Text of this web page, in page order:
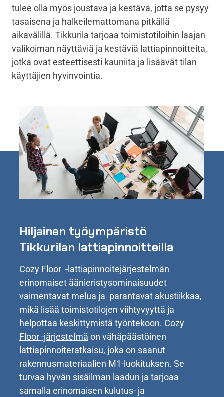
tulee olla myös joustava ja kestävä, jotta se pysyy
tasaisena ja halkeilemattomana pitkällä
aikavälillä. Tikkurila tarjoaa toimistotiloihin laajan
valikoiman näyttäviä ja kestäviä lattiapinnoitteita,
jotka ovat esteettisesti kauniita ja lisäävät tilan
käyttäjien hyvinvointia.
Hiljainen työympäristö
Tikkurilan lattiapinnoitteilla
Cozy Floor -lattiapinnoitejärjestelmän
erinomaiset äänieristysominaisuudet
vaimentavat melua ja parantavat akustiikkaa,
mikä lisää toimistotilojen viihtyvyyttä ja
helpottaa keskittymistä työntekoon. Cozy
Floor -järjestelmä on vähäpäästöinen
lattiapinnoiteratkaisu, joka on saanut
rakennusmateriaalien M1-luokituksen. Se
turvaa hyvän sisäilman laadun ja tarjoaa
samalla erinomaisen kulutus- ja